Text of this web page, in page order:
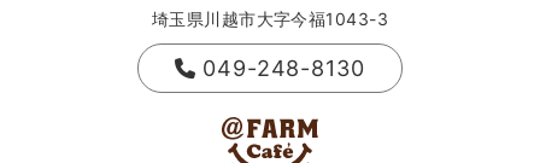
埼玉県川越市大字今福1043-3
049-248-8130